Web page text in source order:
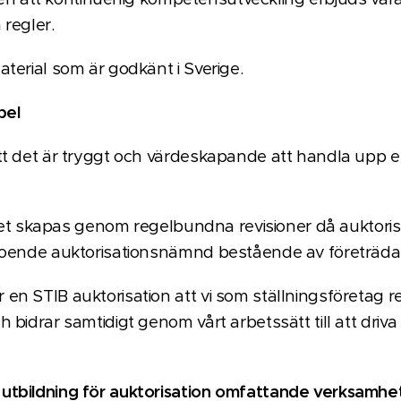
som är godkänt i Sverige.
det är tryggt och värdeskapande att handla upp
skapas genom regelbundna revisioner då
auktorisationsnämnd bestående av
STIB auktorisation att vi som ställningsföretag
bidrar samtidigt genom vårt arbetssätt till att
för auktorisation omfattande